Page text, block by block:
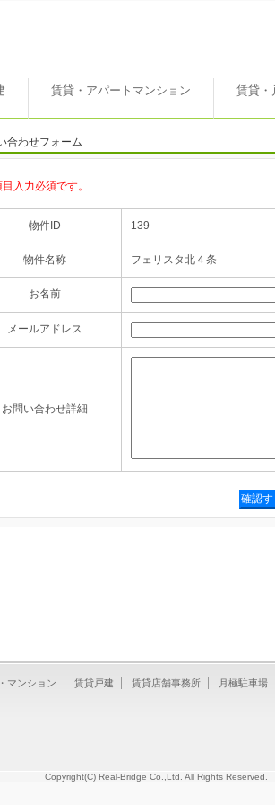
賃貸・アパートマンション 賃貸・
合わせフォーム
入力必須です。
物件ID 139
物件名称 フェリスタ北４条
お名前
メールアドレス
お問い合わせ詳細
マンション 賃貸戸建 賃貸店舗事務所
月極駐車場
Copyright(C) Real-Bridge Co.,Ltd. All Rights Reserved.